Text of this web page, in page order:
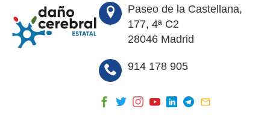
Paseo de la Castellana,
177, 4ª C2
28046 Madrid
914 178 905